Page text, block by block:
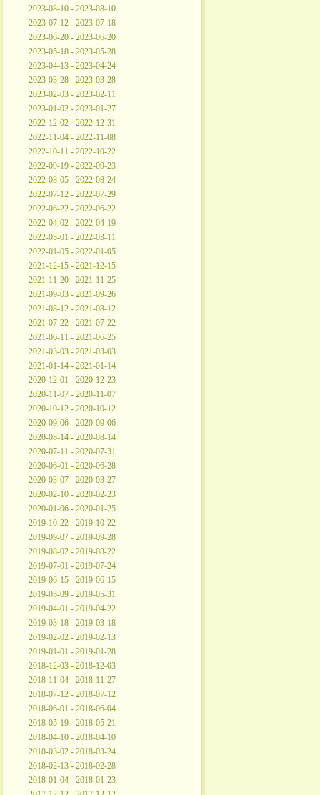
2023-08-10 - 2023-08-10
2023-07-12 - 2023-07-18
2023-06-20 - 2023-06-20
2023-05-18 - 2023-05-28
2023-04-13 - 2023-04-24
2023-03-28 - 2023-03-28
2023-02-03 - 2023-02-11
2023-01-02 - 2023-01-27
2022-12-02 - 2022-12-31
2022-11-04 - 2022-11-08
2022-10-11 - 2022-10-22
2022-09-19 - 2022-09-23
2022-08-05 - 2022-08-24
2022-07-12 - 2022-07-29
2022-06-22 - 2022-06-22
2022-04-02 - 2022-04-19
2022-03-01 - 2022-03-11
2022-01-05 - 2022-01-05
2021-12-15 - 2021-12-15
2021-11-20 - 2021-11-25
2021-09-03 - 2021-09-26
2021-08-12 - 2021-08-12
2021-07-22 - 2021-07-22
2021-06-11 - 2021-06-25
2021-03-03 - 2021-03-03
2021-01-14 - 2021-01-14
2020-12-01 - 2020-12-23
2020-11-07 - 2020-11-07
2020-10-12 - 2020-10-12
2020-09-06 - 2020-09-06
2020-08-14 - 2020-08-14
2020-07-11 - 2020-07-31
2020-06-01 - 2020-06-28
2020-03-07 - 2020-03-27
2020-02-10 - 2020-02-23
2020-01-06 - 2020-01-25
2019-10-22 - 2019-10-22
2019-09-07 - 2019-09-28
2019-08-02 - 2019-08-22
2019-07-01 - 2019-07-24
2019-06-15 - 2019-06-15
2019-05-09 - 2019-05-31
2019-04-01 - 2019-04-22
2019-03-18 - 2019-03-18
2019-02-02 - 2019-02-13
2019-01-01 - 2019-01-28
2018-12-03 - 2018-12-03
2018-11-04 - 2018-11-27
2018-07-12 - 2018-07-12
2018-06-01 - 2018-06-04
2018-05-19 - 2018-05-21
2018-04-10 - 2018-04-10
2018-03-02 - 2018-03-24
2018-02-13 - 2018-02-28
2018-01-04 - 2018-01-23